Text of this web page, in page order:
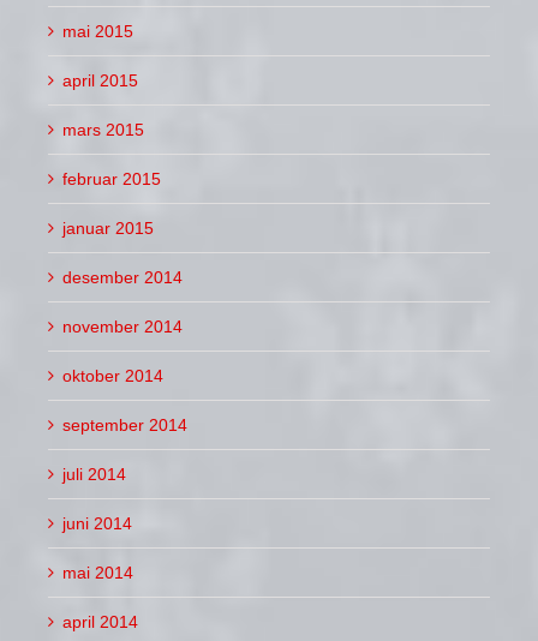
mai 2015
april 2015
mars 2015
februar 2015
januar 2015
desember 2014
november 2014
oktober 2014
september 2014
juli 2014
juni 2014
mai 2014
april 2014